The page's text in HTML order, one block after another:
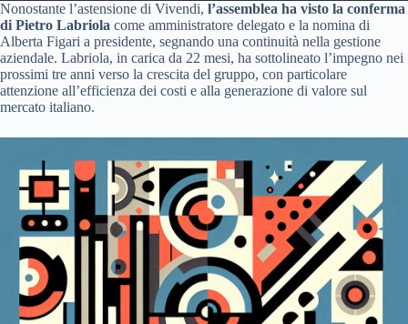
Nonostante l’astensione di Vivendi, l’assemblea ha visto la conferma
di Pietro Labriola come amministratore delegato e la nomina di
Alberta Figari a presidente, segnando una continuità nella gestione
aziendale. Labriola, in carica da 22 mesi, ha sottolineato l’impegno nei
prossimi tre anni verso la crescita del gruppo, con particolare
attenzione all’efficienza dei costi e alla generazione di valore sul
mercato italiano.